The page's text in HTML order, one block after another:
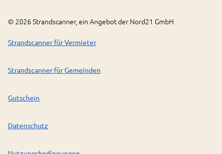
© 2026 Strandscanner, ein Angebot der Nord21 GmbH
Strandscanner für Vermieter
Strandscanner für Gemeinden
Gutschein
Datenschutz